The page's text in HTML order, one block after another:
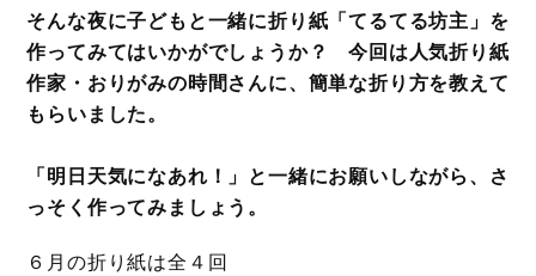
そんな夜に子どもと一緒に折り紙「てるてる坊主」を
作ってみてはいかがでしょうか？ 今回は人気折り紙
作家・おりがみの時間さんに、簡単な折り方を教えて
もらいました。
「明日天気になあれ！」と一緒にお願いしながら、さ
っそく作ってみましょう。
６月の折り紙は全４回